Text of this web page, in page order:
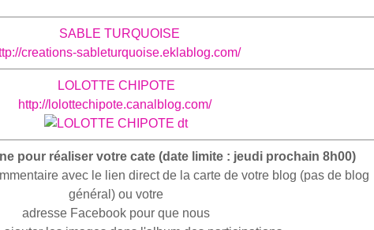
SABLE TURQUOISE
creations-sableturquoise.eklablog.com/
LOLOTTE CHIPOTE
http://lolottechipote.canalblog.com/
pour réaliser votre cate (date limite : jeudi prochain 8h00)
avec le lien direct de la carte de votre blog (pas de blog
général) ou votre
adresse Facebook pour que nous